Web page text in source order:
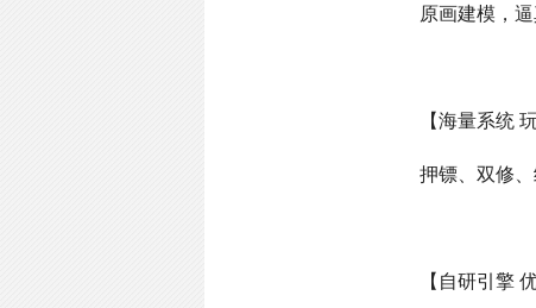
原画建模，
【海量系统
押镖、双修
【自研引擎